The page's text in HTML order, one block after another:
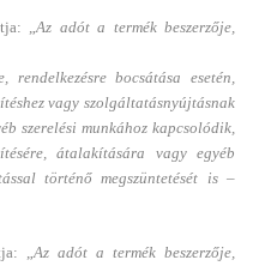
„ Az adót a termék beszerzője,
rendelkezésre bocsátása esetén,
vagy szolgáltatásnyújtásnak
szerelési munkához kapcsolódik,
átalakítására vagy egyéb
történő megszüntetését is –
„ Az adót a termék beszerzője,